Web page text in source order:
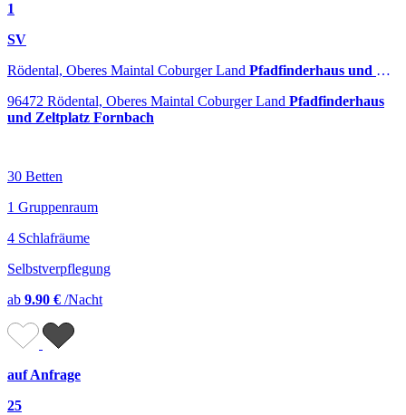
1
SV
Rödental, Oberes Maintal Coburger Land Pfadfinderhaus und Zeltplatz Fornbach
96472 Rödental, Oberes Maintal Coburger Land Pfadfinderhaus
und Zeltplatz Fornbach
30 Betten
1 Gruppenraum
4 Schlafräume
Selbstverpflegung
ab 9.90 € /Nacht
auf Anfrage
25